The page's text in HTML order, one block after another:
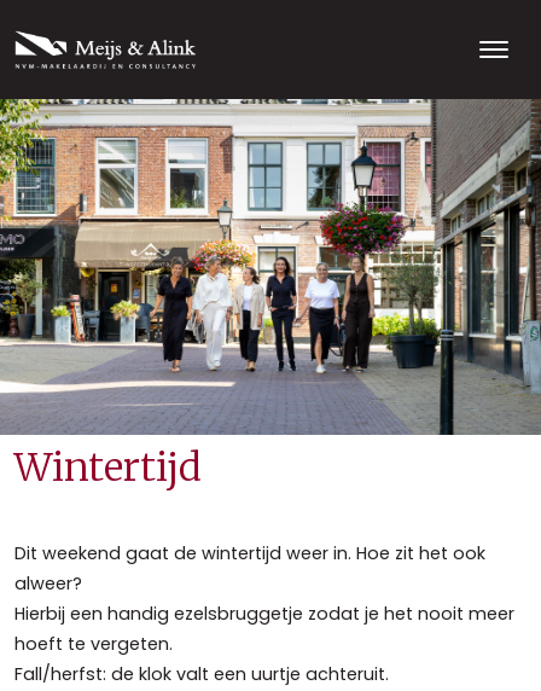
Wintertijd
Dit weekend gaat de wintertijd weer in. Hoe zit het ook
alweer?
Hierbij een handig ezelsbruggetje zodat je het nooit meer
hoeft te vergeten.
Fall/herfst: de klok valt een uurtje achteruit.